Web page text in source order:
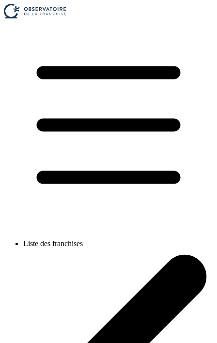
Liste des franchises